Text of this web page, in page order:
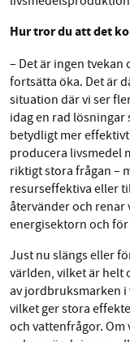
Hur tror du att det
– Det är ingen
fortsätta öka. Det är
situation där vi ser
idag en rad lösningar
betydligt mer
producera livsmedel
riktigt stora frågan –
resurseffektiva eller
återvänder och renar
energisektorn och
Just nu slängs eller
världen, vilket är helt
av jordbruksmarken i
vilket ger stora
och vattenfrågor.